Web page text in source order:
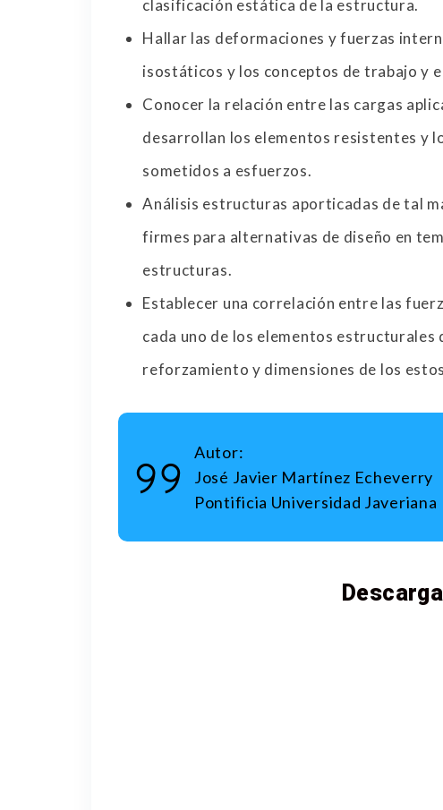
clasificación estática de la estructura.
Hallar las deformaciones y fuerzas
isostáticos y los conceptos de trabajo y
Conocer la relación entre las cargas
desarrollan los elementos resistentes y
sometidos a esfuerzos.
Análisis estructuras aporticadas de tal
firmes para alternativas de diseño en
estructuras.
Establecer una correlación entre las
cada uno de los elementos estructurales
reforzamiento y dimensiones de los
Autor:
José Javier Martínez Echeverry
Pontificia Universidad Javeriana